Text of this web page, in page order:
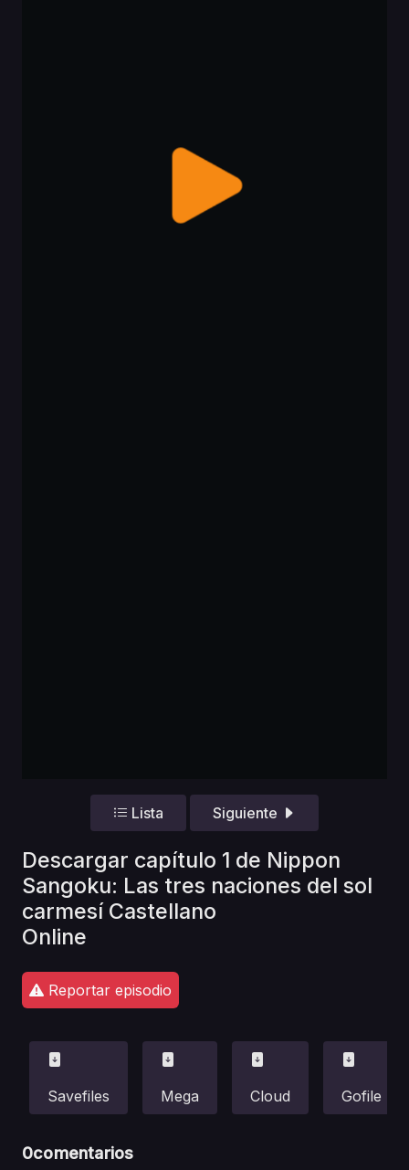
Lista Siguiente
Descargar capítulo 1 de Nippon
Sangoku: Las tres naciones del sol
carmesí Castellano
Online
Reportar episodio
Savefiles Mega Cloud Gofile
0comentarios